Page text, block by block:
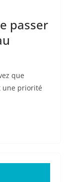
passer
que
une priorité